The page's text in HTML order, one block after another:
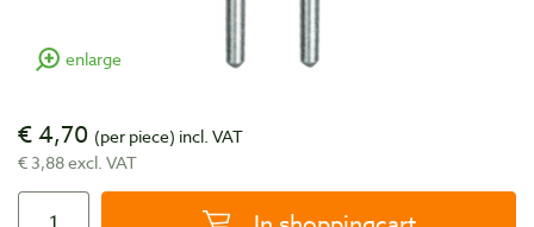
enlarge
€ 4,70 (per piece) incl. VAT
€ 3,88 excl. VAT